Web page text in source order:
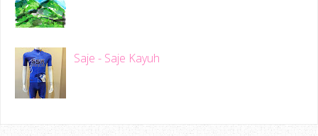
Saje - Saje Kayuh